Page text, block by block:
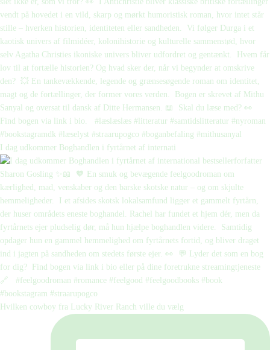
I dag udkommer Boghandlen i fyrtårnet af internati
Hvilken cowboy fra Lucky River Ranch ville du vælg